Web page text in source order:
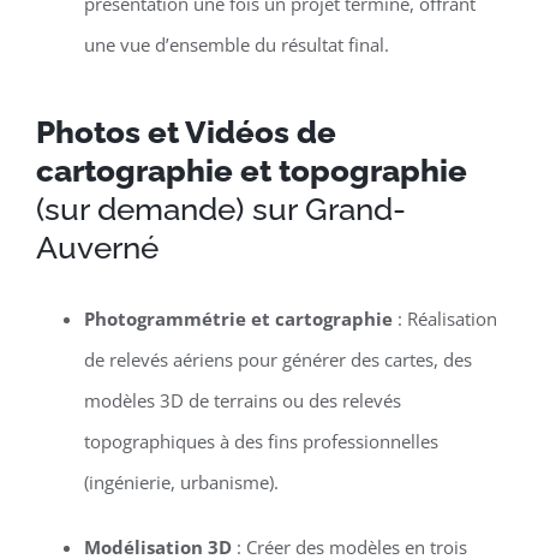
une vue d’ensemble du résultat final.
Photos et Vidéos de
cartographie et topographie
(sur demande) sur Grand-
Auverné
Photogrammétrie et cartographie: Réalisation
de relevés aériens pour générer des cartes, des
modèles 3D de terrains ou des relevés
topographiques à des fins professionnelles
(ingénierie, urbanisme).
Modélisation 3D: Créer des modèles en trois